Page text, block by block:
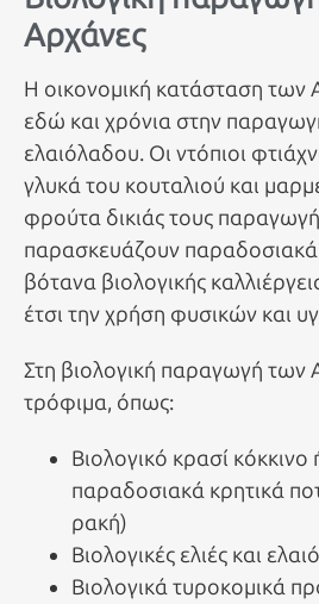
Αρχάνες
Η οικονομική κατάσταση των
εδώ και χρόνια στην
ελαιόλαδου. Οι ντόπιοι
γλυκά του κουταλιού και
φρούτα δικιάς τους
παρασκευάζουν παραδοσιακά
βότανα βιολογικής
έτσι την χρήση φυσικών και
Στη βιολογική παραγωγή
τρόφιμα, όπως:
Βιολογικό κρασί κόκκινο
παραδοσιακά κρητικά
ρακή)
Βιολογικές ελιές και
Βιολογικά τυροκομικά